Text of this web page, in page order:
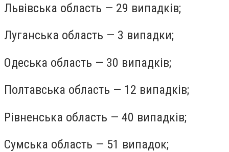
Львівська область — 29 випадків;
Луганська область — 3 випадки;
Одеська область — 30 випадків;
Полтавська область — 12 випадків;
Рівненська область — 40 випадків;
Сумська область — 51 випадок;